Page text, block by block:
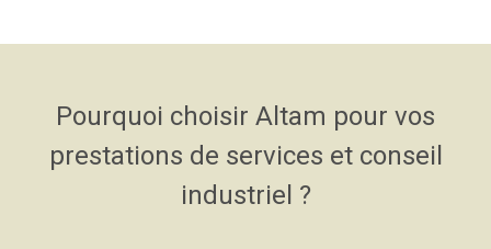
Pourquoi choisir Altam pour vos
prestations de services et conseil
industriel ?